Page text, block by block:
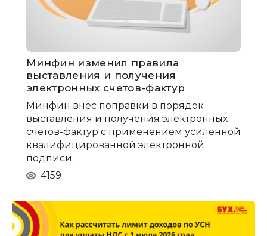
Минфин изменил правила
выставления и получения
электронных счетов-фактур
Минфин внес поправки в порядок
выставления и получения электронных
счетов-фактур с применением усиленной
квалифицированной электронной
подписи.
4159